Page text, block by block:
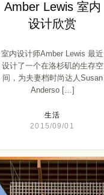
Amber Lewis 室内
设计欣赏
室内设计师Amber Lewis 最近
设计了一个在洛杉矶的生存空
间，为夫妻档时尚达人Susan
Anderso […]
生活
2015/09/01